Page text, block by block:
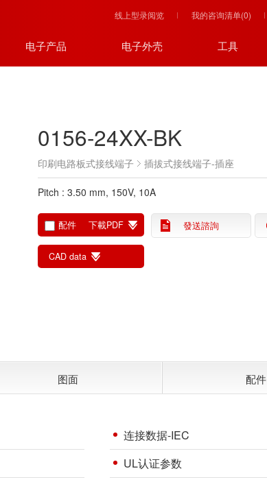
线上型录阅览 我的咨询清单(0)
电子产品 电子外壳 工具
0156-24XX-BK
印刷电路板式接线端子 插拔式接线端子-插座
Pitch : 3.50 mm, 150V, 10A
配件 下載PDF 發送諮詢
CAD data
图面 配件
连接数据-IEC
UL认证参数